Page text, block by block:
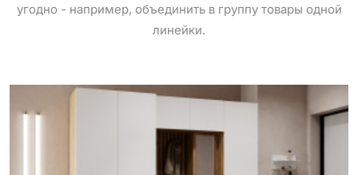
угодно - например, объединить в группу товары одной
линейки.